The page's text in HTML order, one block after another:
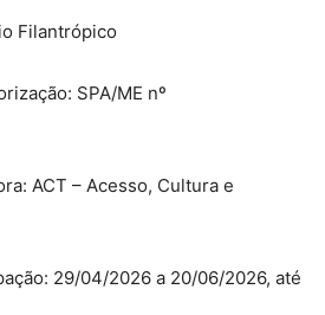
Filantrópico
SPA/ME nº
ACT – Acesso, Cultura e
29/04/2026 a 20/06/2026, até